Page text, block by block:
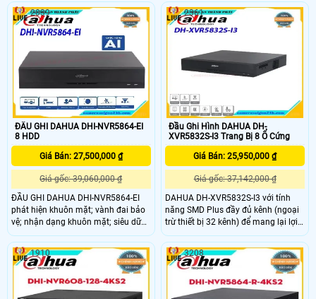
cơ giới và phương tiện không có
động cơ); SM Plus; phân tích âm
thanh nổi; phân phối đám đông;
đếm người; ANPR; mật độ giao
thông; bản đồ nhiệt. ĐẦU GHI
DAHUA DHI-NVR5816-EI là một loạt
các Đầu ghi AI và các giải pháp áp
dụng chip AI độc lập và thuật toán
học sâu
nhiều loại Các chức năng AI, chẳng
hạn như nhận dạng khuôn mặt và
chu vi có độ chính xác cao sự bảo
các sự kiện và tạo video tương tác
nhiều hơn.
ĐẦU GHI DAHUA DHI-NVR5864-EI
8 HDD
Giá Bán: 27,500,000 ₫
Giá gốc: 39,060,000 ₫
ĐẦU GHI DAHUA DHI-NVR5864-EI
phát hiện khuôn mặt; vành đai bảo
vệ; nhận dạng khuôn mặt; siêu dữ
liệu video con người, phương tiện cơ
giới và phương tiện không có động
cơ; SM Plus; phân tích âm thanh
nổi; phân phối đám đông; đếm
người; ANPR; mật độ giao thông;
bản đồ nhiệt.
2039
Đầu Ghi Hình DAHUA DH-
XVR5832S-I3 Trang Bị 8 Ổ Cứng
Giá Bán: 25,950,000 ₫
Giá gốc: 37,142,000 ₫
DAHUA DH-XVR5832S-I3 với tính
năng SMD Plus đầy đủ kênh (ngoại
trừ thiết bị 32 kênh) để mang lại lợi
ích cho khách hàng từ việc nâng
cấp AI,Hỗ trợ tối đa 2 kênh bảo vệ
vành đai (analog) hoặc 2 kênh nhận
diện khuôn mặt (analog) hoặc 16
kênh SMD Plus (analog). Hỗ trợ 8 ổ
cứng tối đa 10TB, 1 cổng eSATA để
2361
1910 3208